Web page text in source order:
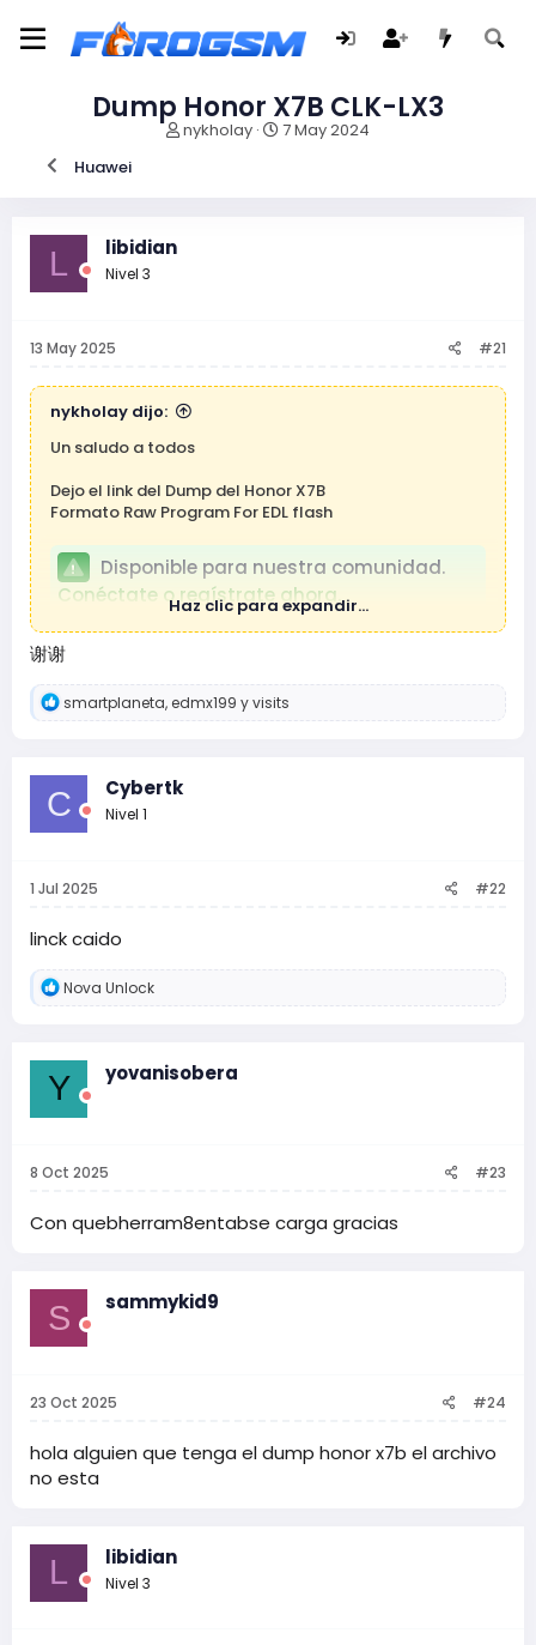
Dump Honor X7B CLK-LX3
I
t
e
a
nykholay
F
o
7 May 2024
Huawei
L libidian
Nivel 3
13 May 2025 #21
nykholay dijo:
Un saludo a todos
Dejo el link del Dump del Honor X7B
Formato Raw Program For EDL flash
Disponible para nuestra comunidad.
Conéctate o regístrate ahora.
Link de respaldo :
Disponible para nuestra comunidad.
Conéctate o regístrate ahora.
Haz clic para expandir...
谢谢
R
e
c
i
o
n
:
smartplaneta, edmx199 yvisits
C Cybertk
Nivel 1
1 Jul 2025 #22
linck caido
R
e
c
i
n
:
Nova Unlock
Y yovanisobera
8 Oct 2025 #23
Con quebherram8entabse carga gracias
S sammykid9
23 Oct 2025 #24
hola alguien que tenga el dump honor x7b el archivo
no esta
L libidian
Nivel 3